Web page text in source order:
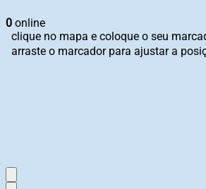
0 online
clique no mapa e coloque o seu
arraste o marcador para ajustar a